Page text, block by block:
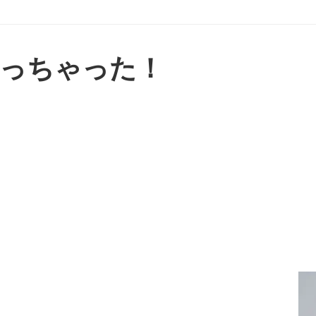
ちゃった！